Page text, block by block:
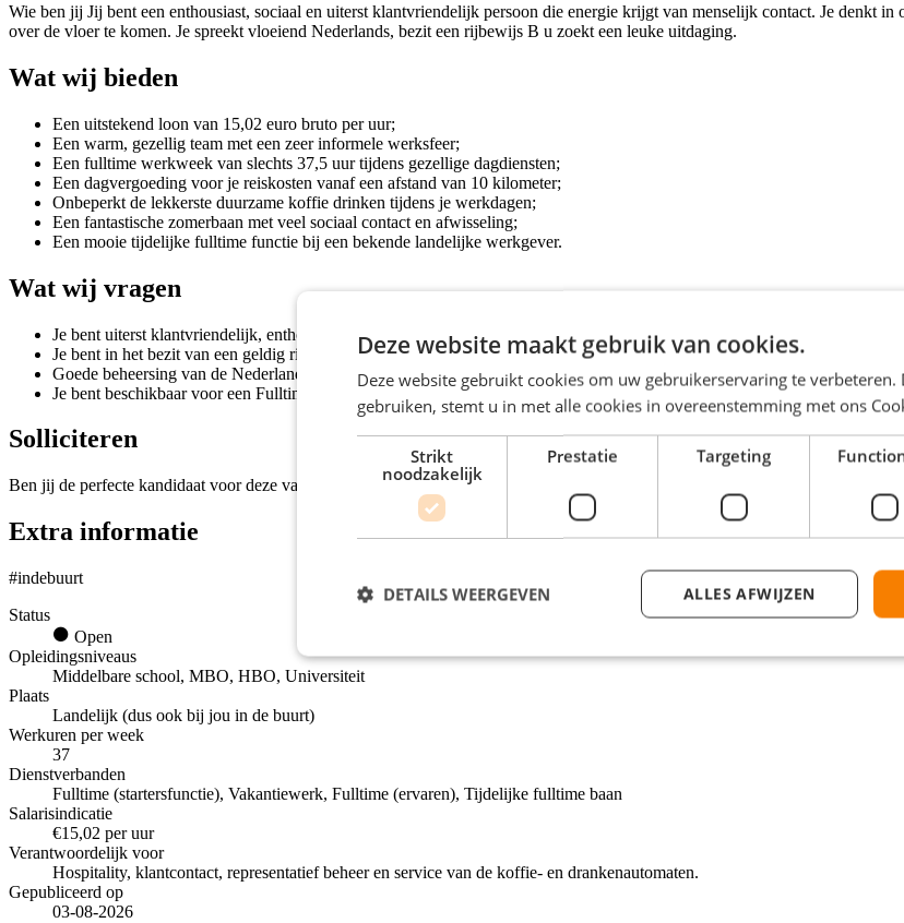
Wie ben jij Jij bent een enthousiast, sociaal en uiterst klantvriendelijk persoon die energie krijgt van menselijk contact. Je denkt
over de vloer te komen. Je spreekt vloeiend Nederlands, bezit een rijbewijs B u zoekt een leuke uitdaging.
Wat wij bieden
Een uitstekend loon van 15,02 euro bruto per uur;
Een warm, gezellig team met een zeer informele werksfeer;
Een fulltime werkweek van slechts 37,5 uur tijdens gezellige dagdiensten;
Een dagvergoeding voor je reiskosten vanaf een afstand van 10 kilometer;
Onbeperkt de lekkerste duurzame koffie drinken tijdens je werkdagen;
Een fantastische zomerbaan met veel sociaal contact en afwisseling;
Een mooie tijdelijke fulltime functie bij een bekende landelijke werkgever.
Wat wij vragen
Je bent uiterst klantvriendelijk, enthousiast en communicatief vaardig;
Je bent in het bezit van een geldig rijbewijs B;
Goede beheersing van de Nederlandse taal is een vereiste;
Je bent beschikbaar voor een Fulltime job.
Solliciteren
Ben jij de perfecte kandidaat voor deze vacature en voldoe je aan de eisen? Klik dan op de knop 'Solliciteer direct!' en we nemen
Extra informatie
#indebuurt
Status
Open
Opleidingsniveaus
Middelbare school, MBO, HBO, Universiteit
Plaats
Landelijk (dus ook bij jou in de buurt)
Werkuren per week
37
Dienstverbanden
Fulltime (startersfunctie), Vakantiewerk, Fulltime (ervaren), Tijdelijke fulltime baan
Salarisindicatie
€15,02 per uur
Verantwoordelijk voor
Hospitality, klantcontact, representatief beheer en service van de koffie- en drankenautomaten.
Gepubliceerd op
03-08-2026
Deze website maakt gebruik van cookies.
Deze website gebruikt cookies om uw gebruikerservaring te verbeteren.
gebruiken, stemt u in met alle cookies in overeenstemming met ons
Strikt
noodzakelijk
Prestatie Targeting
ALLES AFWIJZEN
DETAILS WEERGEVEN